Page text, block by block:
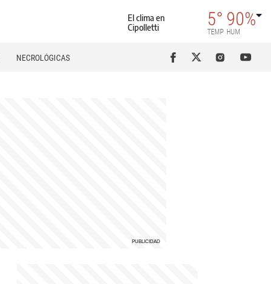
El clima en
Cipolletti
5°
TEMP
90%
HUM
NECROLÓGICAS